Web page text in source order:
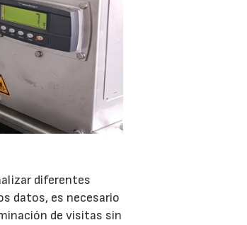
diferentes
datos, es necesario
de visitas sin